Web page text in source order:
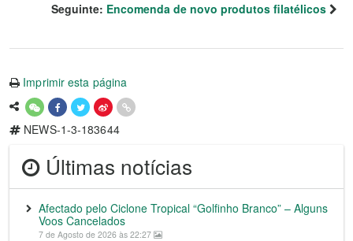
Seguinte: Encomenda de novo produtos filatélicos
Imprimir esta página
NEWS-1-3-183644
Últimas notícias
Afectado pelo Ciclone Tropical “Golfinho Branco” – Alguns
Voos Cancelados
7 de Agosto de 2026 às 22:27